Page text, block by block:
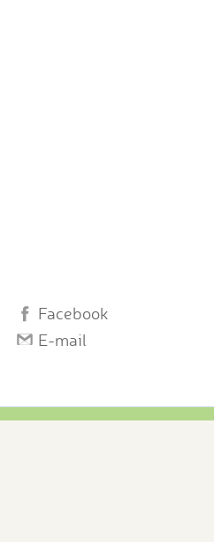
Facebook
E-mail